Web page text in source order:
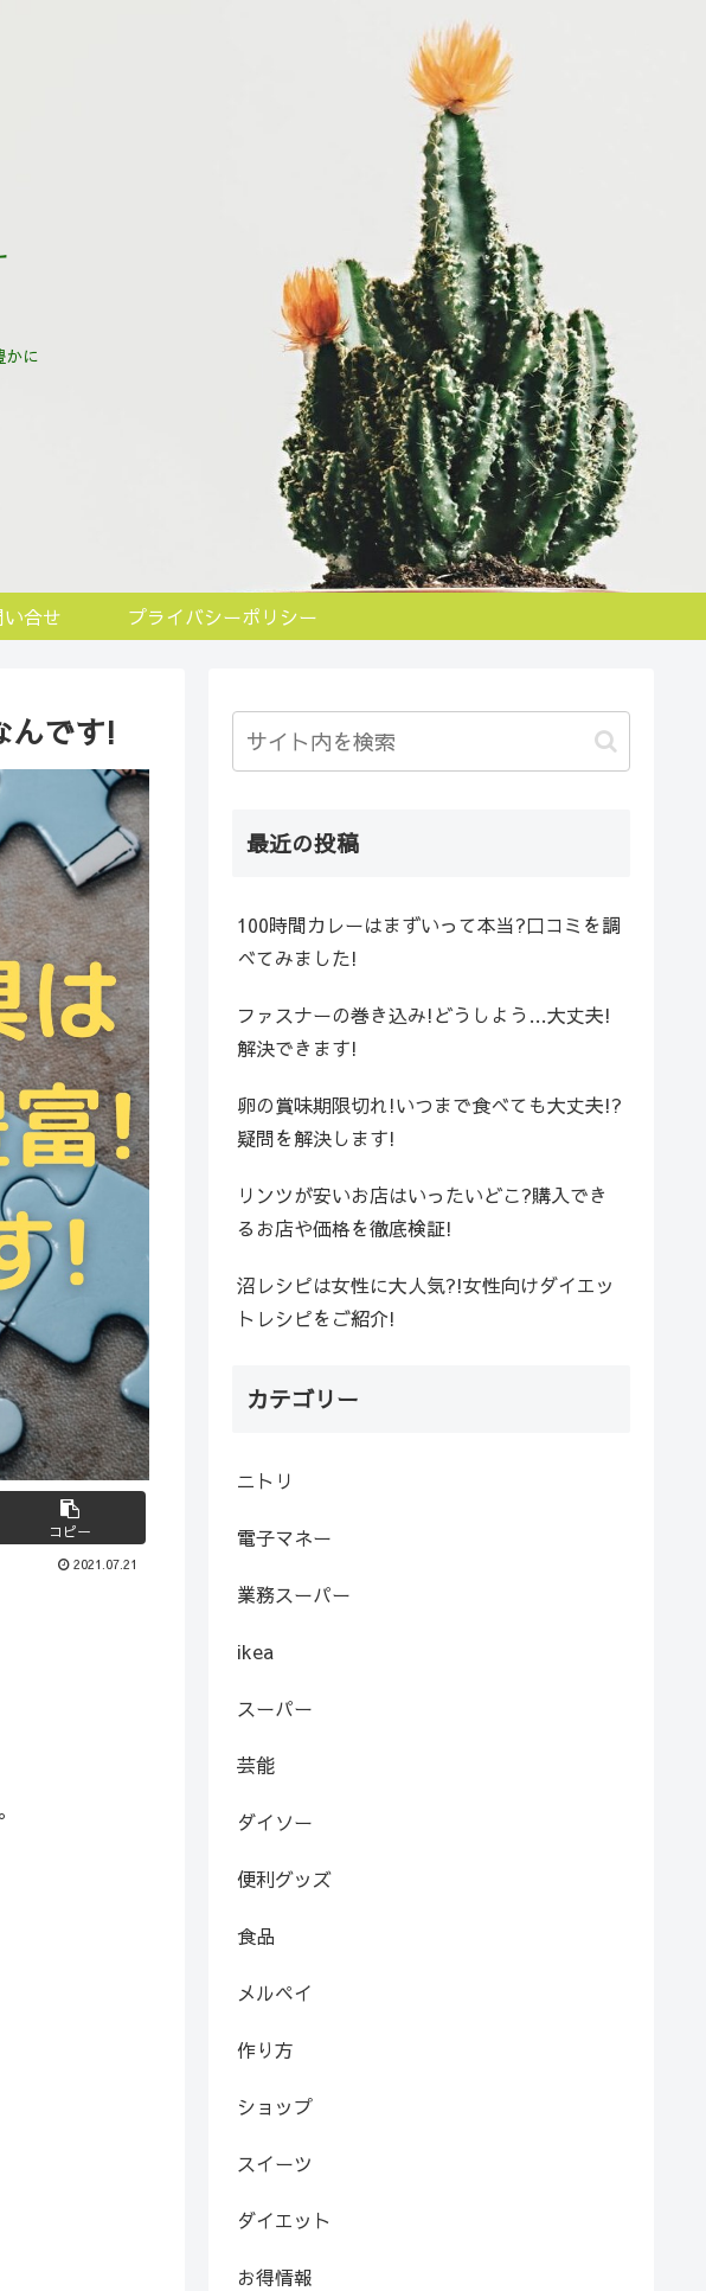
かに
い合せ プライバシーポリシー
んです!
コピー
2021.07.21
最近の投稿
100時間カレーはまずいって本当?口コミを調
べてみました!
ファスナーの巻き込み!どうしよう…大丈夫!
解決できます!
卵の賞味期限切れ!いつまで食べても大丈夫!?
疑問を解決します!
リンツが安いお店はいったいどこ?購入でき
るお店や価格を徹底検証!
沼レシピは女性に大人気?!女性向けダイエッ
トレシピをご紹介!
カテゴリー
ニトリ
電子マネー
業務スーパー
ikea
スーパー
芸能
ダイソー
便利グッズ
食品
メルペイ
作り方
ショップ
スイーツ
ダイエット
お得情報